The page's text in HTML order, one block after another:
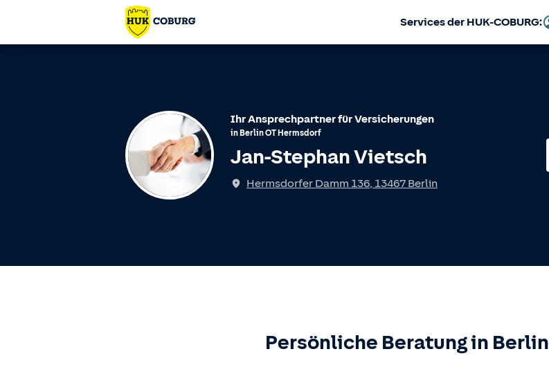
Services der HUK-COBURG:
Ihr Ansprechpartner für Versicherungen
in BerlinOT Hermsdorf
Jan-Stephan Vietsch
Hermsdorfer Damm 136, 13467 Berlin
Persönliche Beratung in Berlin